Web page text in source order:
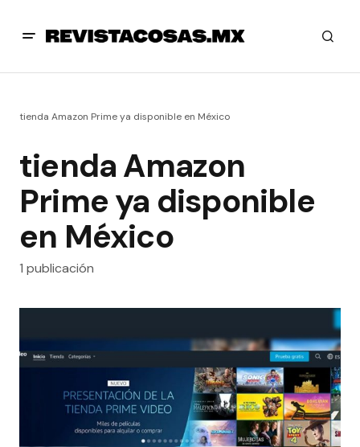
tienda Amazon Prime ya disponible en México
tienda Amazon
Prime ya disponible
en México
1 publicación